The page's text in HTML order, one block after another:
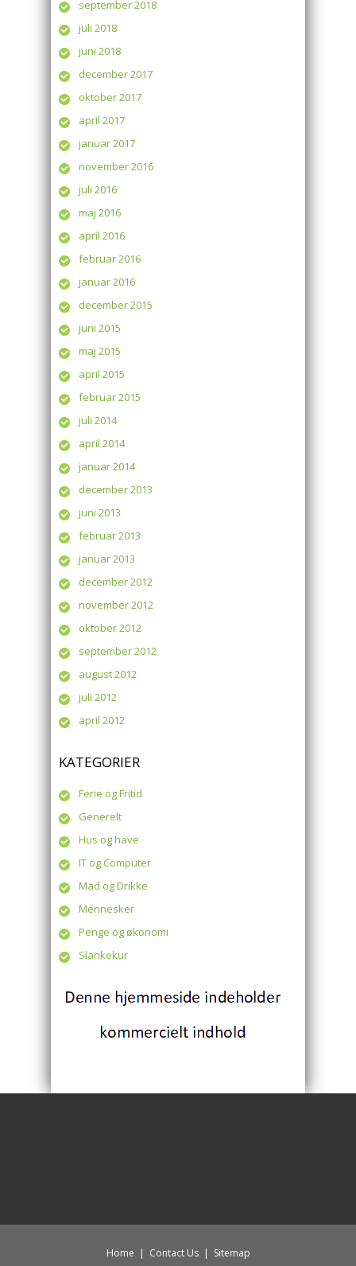
september 2018
juli 2018
juni 2018
december 2017
oktober 2017
april 2017
januar 2017
november 2016
juli 2016
maj 2016
april 2016
februar 2016
januar 2016
december 2015
juni 2015
maj 2015
april 2015
februar 2015
juli 2014
april 2014
januar 2014
december 2013
juni 2013
februar 2013
januar 2013
december 2012
november 2012
oktober 2012
september 2012
august 2012
juli 2012
april 2012
KATEGORIER
Ferie og Fritid
Generelt
Hus og have
IT og Computer
Mad og Drikke
Mennesker
Penge og økonomi
Slankekur
Home | Contact Us | Sitemap